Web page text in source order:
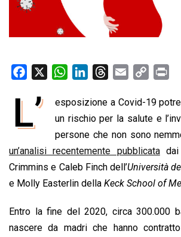
o
o
k
W
a
t
s
A
p
p
n
k
e
d
I
n
r
e
a
d
s
a
i
p
y
L
i
n
k
i
n
t
L’
esposizione a Covid-19
un rischio per la salute e
persone che non sono
un’analisi recentemente pubblicatadai
Crimmins e Caleb Finch dell’Università
e Molly Easterlin della Keck School of
Entro la fine del 2020, circa 300.000
nascere da madri che hanno